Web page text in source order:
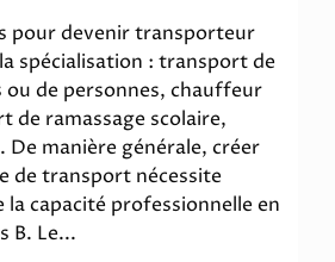
pour devenir transporteur
spécialisation : transport de
ou de personnes, chauffeur
de ramassage scolaire,
De manière générale, créer
de transport nécessite
capacité professionnelle en
B. Le...